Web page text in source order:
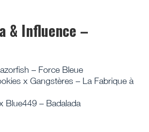
& Influence –
– Force Bleue
x Gangstères – La Fabrique à
Blue449 – Badalada